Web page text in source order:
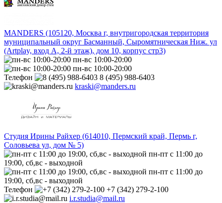
MANDERS (105120, Москва г, внутригородская территория
муниципальный округ Басманный, Сыромятническая Ниж. ул
(Artplay, вход А, 2-й этаж), дом 10, корпус стр3)
пн-вс 10:00-20:00
пн-вс 10:00-20:00
Телефон
8 (495) 988-6403
kraski@manders.ru
Студия Ирины Райхер (614010, Пермский край, Пермь г,
Соловьева ул, дом № 5)
пн-пт с 11:00 до
19:00, сб,вс - выходной
пн-пт с 11:00 до
19:00, сб,вс - выходной
Телефон
+7 (342) 279-2-100
i.r.studia@mail.ru